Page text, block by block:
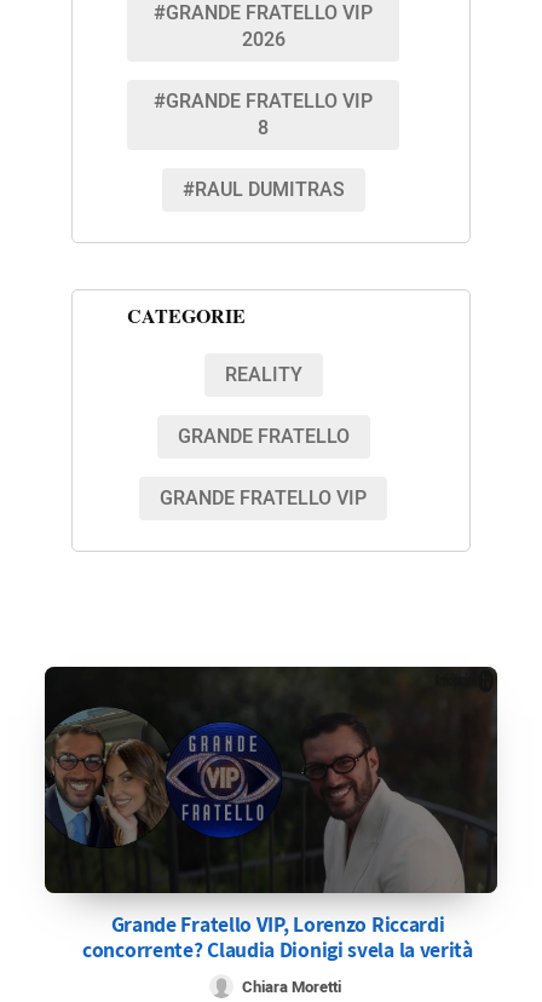
#GRANDE FRATELLO VIP
2026
#GRANDE FRATELLO VIP
8
#RAUL DUMITRAS
CATEGORIE
REALITY
GRANDE FRATELLO
GRANDE FRATELLO VIP
Grande Fratello VIP, Lorenzo Riccardi
concorrente? Claudia Dionigi svela la verità
Chiara Moretti